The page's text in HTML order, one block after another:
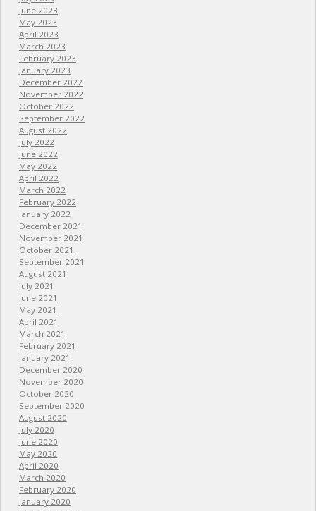
June 2023
May 2023
April 2023
March 2023
February 2023
January 2023
December 2022
November 2022
October 2022
September 2022
August 2022
July 2022
June 2022
May 2022
April 2022
March 2022
February 2022
January 2022
December 2021
November 2021
October 2021
September 2021
August 2021
July 2021
June 2021
May 2021
April 2021
March 2021
February 2021
January 2021
December 2020
November 2020
October 2020
September 2020
August 2020
July 2020
June 2020
May 2020
April 2020
March 2020
February 2020
January 2020